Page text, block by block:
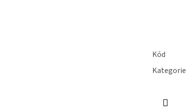
Kód
Kategorie